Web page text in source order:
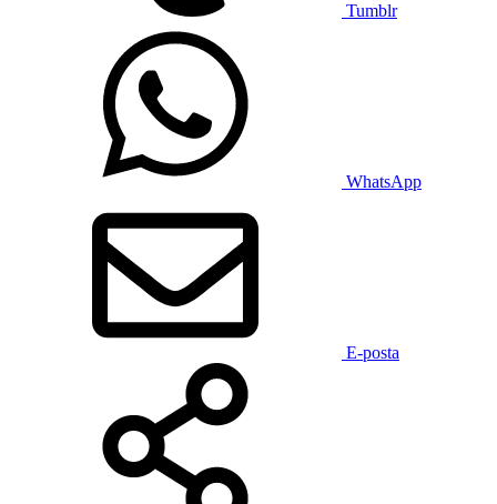
Tumblr
WhatsApp
E-posta